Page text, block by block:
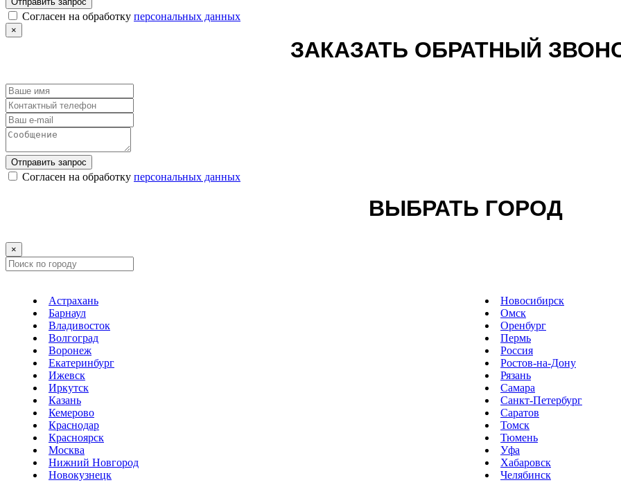
Cогласен на обработку персональных данных
×
ЗАКАЗАТЬ ОБРАТНЫЙ
Отправить запрос
Cогласен на обработку персональных данных
ВЫБРАТЬ ГОРОД
×
Астрахань
Барнаул
Владивосток
Волгоград
Воронеж
Екатеринбург
Ижевск
Иркутск
Казань
Кемерово
Краснодар
Красноярск
Москва
Нижний Новгород
Новокузнецк
Новосибирск
Омск
Оренбург
Пермь
Россия
Ростов-на-Дону
Рязань
Самара
Санкт-Петербург
Саратов
Томск
Тюмень
Уфа
Хабаровск
Челябинск